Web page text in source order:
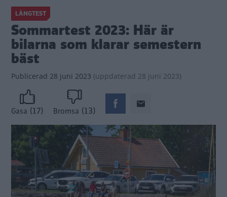
LÅNGTEST
Sommartest 2023: Här är
bilarna som klarar semestern
bäst
Publicerad 28 juni 2023 (uppdaterad 28 juni 2023)
Gasa (17) Bromsa (13)